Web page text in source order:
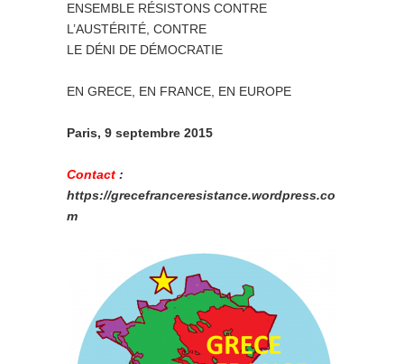
ENSEMBLE RÉSISTONS CONTRE
L’AUSTÉRITÉ, CONTRE
LE DÉNI DE DÉMOCRATIE
EN GRECE, EN FRANCE, EN EUROPE
Paris, 9 septembre 2015
Contact :
https://grecefranceresistance.wordpress.co
m